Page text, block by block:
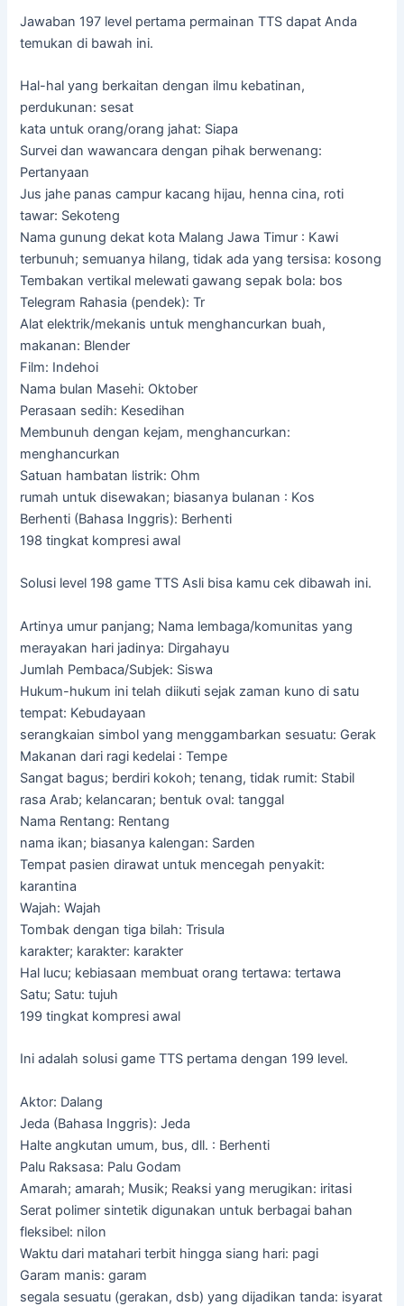
Jawaban 197 level pertama permainan TTS dapat Anda
temukan di bawah ini.
Hal-hal yang berkaitan dengan ilmu kebatinan,
perdukunan: sesat
kata untuk orang/orang jahat: Siapa
Survei dan wawancara dengan pihak berwenang:
Pertanyaan
Jus jahe panas campur kacang hijau, henna cina, roti
tawar: Sekoteng
Nama gunung dekat kota Malang Jawa Timur : Kawi
terbunuh; semuanya hilang, tidak ada yang tersisa: kosong
Tembakan vertikal melewati gawang sepak bola: bos
Telegram Rahasia (pendek): Tr
Alat elektrik/mekanis untuk menghancurkan buah,
makanan: Blender
Film: Indehoi
Nama bulan Masehi: Oktober
Perasaan sedih: Kesedihan
Membunuh dengan kejam, menghancurkan:
menghancurkan
Satuan hambatan listrik: Ohm
rumah untuk disewakan; biasanya bulanan : Kos
Berhenti (Bahasa Inggris): Berhenti
198 tingkat kompresi awal
Solusi level 198 game TTS Asli bisa kamu cek dibawah ini.
Artinya umur panjang; Nama lembaga/komunitas yang
merayakan hari jadinya: Dirgahayu
Jumlah Pembaca/Subjek: Siswa
Hukum-hukum ini telah diikuti sejak zaman kuno di satu
tempat: Kebudayaan
serangkaian simbol yang menggambarkan sesuatu: Gerak
Makanan dari ragi kedelai : Tempe
Sangat bagus; berdiri kokoh; tenang, tidak rumit: Stabil
rasa Arab; kelancaran; bentuk oval: tanggal
Nama Rentang: Rentang
nama ikan; biasanya kalengan: Sarden
Tempat pasien dirawat untuk mencegah penyakit:
karantina
Wajah: Wajah
Tombak dengan tiga bilah: Trisula
karakter; karakter: karakter
Hal lucu; kebiasaan membuat orang tertawa: tertawa
Satu; Satu: tujuh
199 tingkat kompresi awal
Ini adalah solusi game TTS pertama dengan 199 level.
Aktor: Dalang
Jeda (Bahasa Inggris): Jeda
Halte angkutan umum, bus, dll. : Berhenti
Palu Raksasa: Palu Godam
Amarah; amarah; Musik; Reaksi yang merugikan: iritasi
Serat polimer sintetik digunakan untuk berbagai bahan
fleksibel: nilon
Waktu dari matahari terbit hingga siang hari: pagi
Garam manis: garam
segala sesuatu (gerakan, dsb) yang dijadikan tanda: isyarat